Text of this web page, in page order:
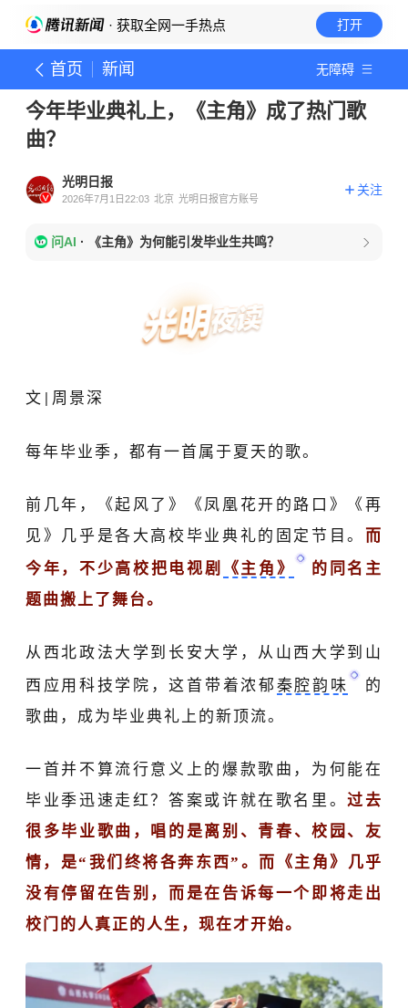
· 获取全网一手热点 打开
首页 新闻 无障碍
今年毕业典礼上，《主角》成了热门歌
曲？
光明日报
2026年7月1日22:03 北京 光明日报官方账号
关注
问AI · 《主角》为何能引发毕业生共鸣？
文 周景深
每年毕业季，都有一首属于夏天的歌。
前几年，《起风了》《凤凰花开的路口》《再
见》几乎是各大高校毕业典礼的固定节目。 而
今年，不少高校把电视剧
《主角》
的同名主
题曲搬上了舞台。
从西北政法大学到长安大学，从山西大学到山
西应用科技学院，这首带着浓郁 秦腔韵味
的
歌曲，成为毕业典礼上的新顶流。
一首并不算流行意义上的爆款歌曲，为何能在
毕业季迅速走红？答案或许就在歌名里。过去
很多毕业歌曲，唱的是离别 、 青春、校园 、 友
情，是“我们终将各奔东西”。而《主角》几乎
没有停留在告别，而是在告诉每一个即将走出
校门的人真正的人生，现在才开始。